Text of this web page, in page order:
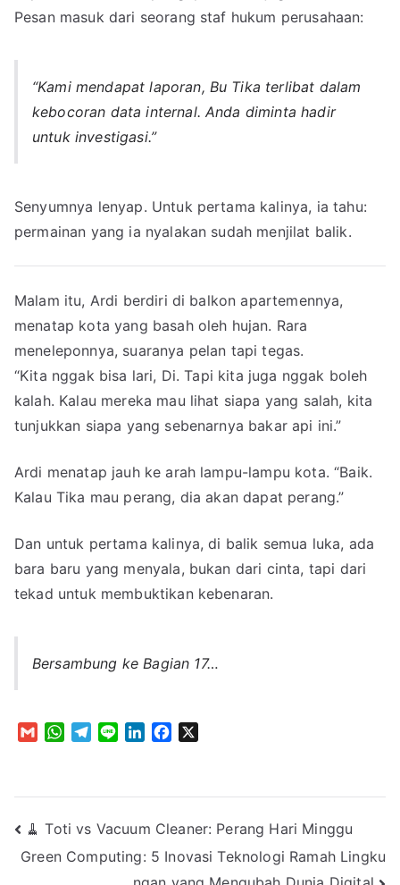
Pesan masuk dari seorang staf hukum perusahaan:
“Kami mendapat laporan, Bu Tika terlibat dalam
kebocoran data internal. Anda diminta hadir
untuk investigasi.”
Senyumnya lenyap. Untuk pertama kalinya, ia tahu:
permainan yang ia nyalakan sudah menjilat balik.
Malam itu, Ardi berdiri di balkon apartemennya,
menatap kota yang basah oleh hujan. Rara
meneleponnya, suaranya pelan tapi tegas.
“Kita nggak bisa lari, Di. Tapi kita juga nggak boleh
kalah. Kalau mereka mau lihat siapa yang salah, kita
tunjukkan siapa yang sebenarnya bakar api ini.”
Ardi menatap jauh ke arah lampu-lampu kota. “Baik.
Kalau Tika mau perang, dia akan dapat perang.”
Dan untuk pertama kalinya, di balik semua luka, ada
bara baru yang menyala, bukan dari cinta, tapi dari
tekad untuk membuktikan kebenaran.
Bersambung ke Bagian 17…
G
W
A
p
T
r
a
m
d
I
o
o
Post
navigation
🧹 Toti vs Vacuum Cleaner: Perang Hari Minggu
Green Computing: 5 Inovasi Teknologi Ramah Lingku